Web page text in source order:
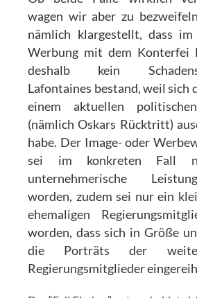
wagen wir aber zu
nämlich klargestellt, dass
Werbung mit dem Konterfei
deshalb kein
Lafontaines bestand, weil sich
einem aktuellen politischen
(nämlich Oskars Rücktritt)
habe. Der Image- oder
sei im konkreten Fall
unternehmerische
worden, zudem sei nur ein
ehemaligen
worden, dass sich in Größe
die Porträts der
Regierungsmitglieder